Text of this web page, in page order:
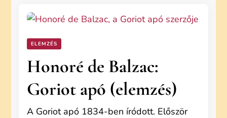
ELEMZÉS
Honoré de Balzac:
Goriot apó (elemzés)
A Goriot apó 1834-ben íródott. Először